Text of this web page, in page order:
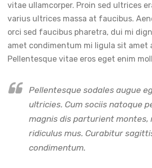
vitae ullamcorper. Proin sed ultrices
varius ultrices massa at faucibus.
orci sed faucibus pharetra, dui mi
amet condimentum mi ligula sit amet
Pellentesque vitae eros eget enim
Pellentesque sodales augue
ultricies. Cum sociis natoque
magnis dis parturient montes,
ridiculus mus. Curabitur
condimentum.